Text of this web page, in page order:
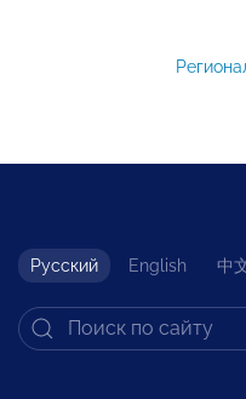
Русский English 中